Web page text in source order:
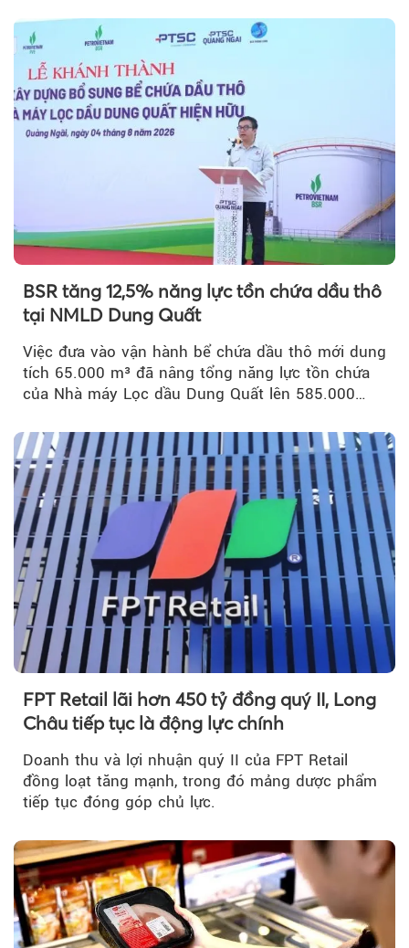
BSR tăng 12,5% năng lực tồn chứa dầu thô
tại NMLD Dung Quất
Việc đưa vào vận hành bể chứa dầu thô mới dung
tích 65.000 m³ đã nâng tổng năng lực tồn chứa
của Nhà máy Lọc dầu Dung Quất lên 585.000
FPT Retail lãi hơn 450 tỷ đồng quý II, Long
Châu tiếp tục là động lực chính
Doanh thu và lợi nhuận quý II của FPT Retail
đồng loạt tăng mạnh, trong đó mảng dược phẩm
tiếp tục đóng góp chủ lực.